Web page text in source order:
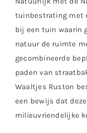
tuinbestrating met
bij een tuin waarin
natuur de ruimte
gecombineerde
paden van
Waaltjes Ruston
een bewijs dat
milieuvriendelijke